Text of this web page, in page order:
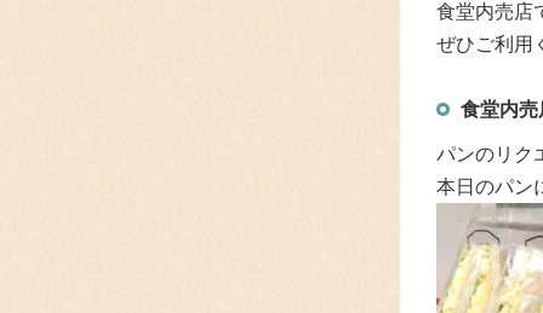
食堂内売店
ぜひご利用
食堂内売
パンのリク
本日のパン